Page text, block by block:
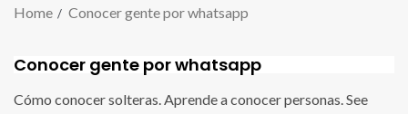
Home Conocer gente por whatsapp
Conocer gente por whatsapp
Cómo conocer solteras. Aprende a conocer personas. See